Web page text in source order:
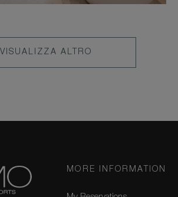
VISUALIZZA ALTRO
MORE INFORMATION